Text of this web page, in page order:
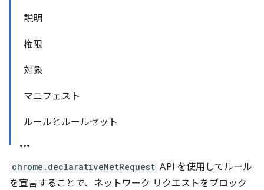
説明
権限
対象
マニフェスト
ルールとルールセット
chrome.declarativeNetRequest API を使用してルール
を宣言することで、ネットワーク リクエストをブロック